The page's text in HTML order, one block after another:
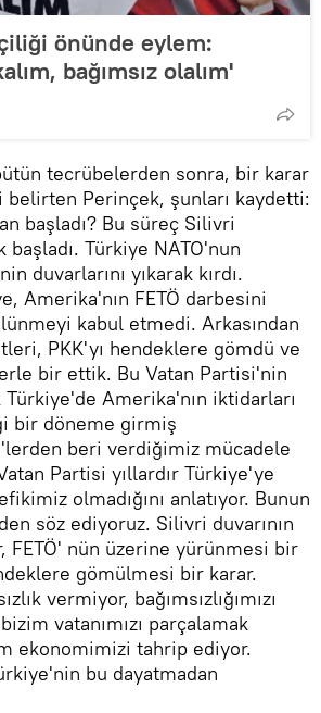
önünde eylem:
bağımsız olalım'
tecrübelerden sonra, bir karar
Perinçek, şunları kaydetti:
başladı? Bu süreç Silivri
başladı. Türkiye NATO'nun
duvarlarını yıkarak kırdı.
Amerika'nın FETÖ darbesini
kabul etmedi. Arkasından
PKK'yı hendeklere gömdü ve
bir ettik. Bu Vatan Partisi'nin
Türkiye'de Amerika'nın iktidarları
bir döneme girmiş
beri verdiğimiz mücadele
Partisi yıllardır Türkiye'ye
olmadığını anlatıyor. Bunun
söz ediyoruz. Silivri duvarının
FETÖ' nün üzerine yürünmesi bir
gömülmesi bir karar.
vermiyor, bağımsızlığımızı
vatanımızı parçalamak
ekonomimizi tahrip ediyor.
bu dayatmadan